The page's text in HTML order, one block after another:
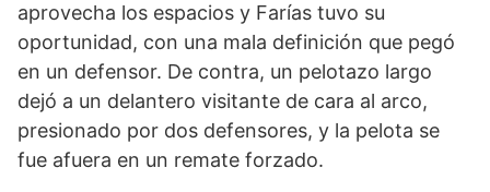
aprovecha los espacios y Farías tuvo su
oportunidad, con una mala definición que pegó
en un defensor. De contra, un pelotazo largo
dejó a un delantero visitante de cara al arco,
presionado por dos defensores, y la pelota se
fue afuera en un remate forzado.